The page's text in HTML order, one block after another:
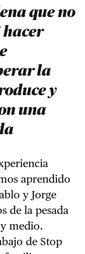
que no
hacer
la
y
una
aprendido
y Jorge
de la pesada
medio.
de Stop